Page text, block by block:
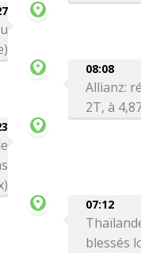
08:08
Allianz:
2T, à
07:12
blessés